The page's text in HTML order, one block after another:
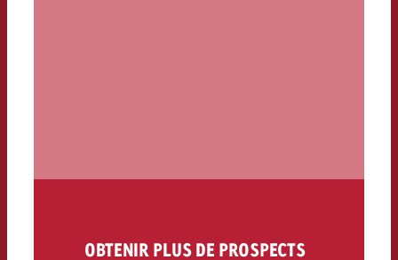
OBTENIR PLUS DE PROSPECTS